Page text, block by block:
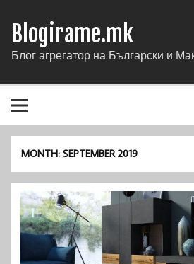
Blogirame.mk
Блог агрегатор на Български и
MONTH:SEPTEMBER 2019